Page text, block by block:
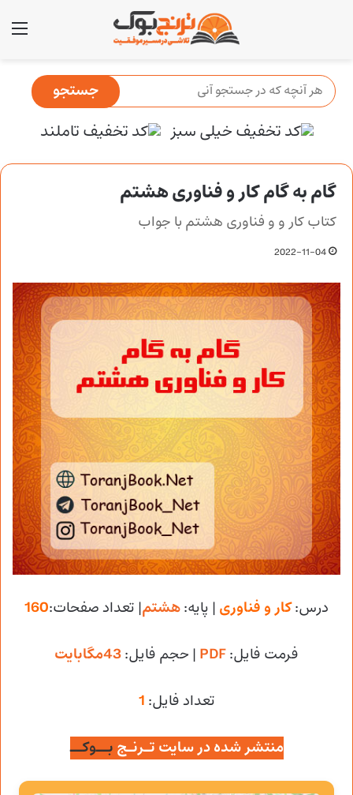
گام به گام کار و فناوری هشتم
کتاب کار و و فناوری هشتم با جواب
2022-11-04
درس:کار و فناوری | پایه:هشتم| تعداد صفحات:160
فرمت فایل:PDF | حجم فایل:
تعداد فایل: 1
منتشر شده در سایت تـرنـج بــوکــ